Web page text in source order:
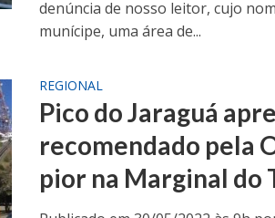
denúncia de nosso leitor, cujo
munícipe, uma área de...
REGIONAL
Pico do Jaraguá
recomendado pela
pior na Marginal do